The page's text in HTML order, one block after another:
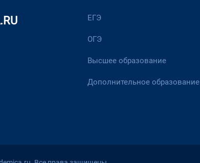
ЕГЭ
ОГЭ
Высшее образование
Дополнительное образование